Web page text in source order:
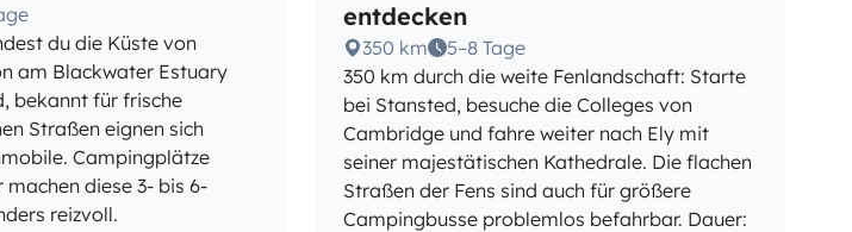
du die Küste von
am Blackwater Estuary
bekannt für frische
Straßen eignen sich
Campingplätze
diese 3- bis 6-
reizvoll.
entdecken
350 km
5–8 Tage
350 km durch die weite Fenlandschaft: Starte
bei Stansted, besuche die Colleges von
Cambridge und fahre weiter nach Ely mit
seiner majestätischen Kathedrale. Die flachen
Straßen der Fens sind auch für größere
Campingbusse problemlos befahrbar. Dauer: